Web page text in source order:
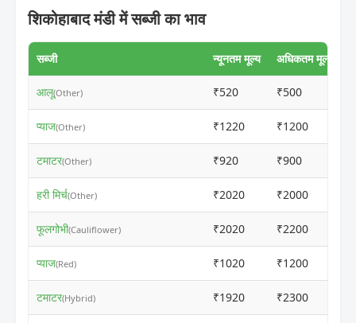
शिकोहाबाद मंडी में सब्जी का भाव
सब्जी न्यूनतम मूल्य अधिकतम मूल्य
आलू(Other) ₹520 ₹500
प्याज(Other) ₹1220 ₹1200
टमाटर(Other) ₹920 ₹900
हरी मिर्च(Other) ₹2020 ₹2000
फूलगोभी(Cauliflower) ₹2020 ₹2200
प्याज(Red) ₹1020 ₹1200
टमाटर(Hybrid) ₹1920 ₹2300